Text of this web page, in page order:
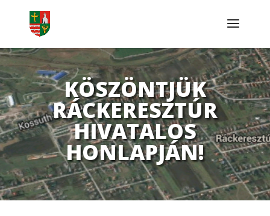
KÖSZÖNTJÜK
RÁCKERESZTÚR
HIVATALOS
HONLAPJÁN!